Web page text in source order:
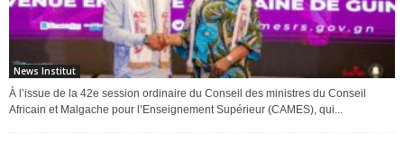
News Institut
À l’issue de la 42e session ordinaire du Conseil des ministres du Conseil
Africain et Malgache pour l’Enseignement Supérieur (CAMES), qui...